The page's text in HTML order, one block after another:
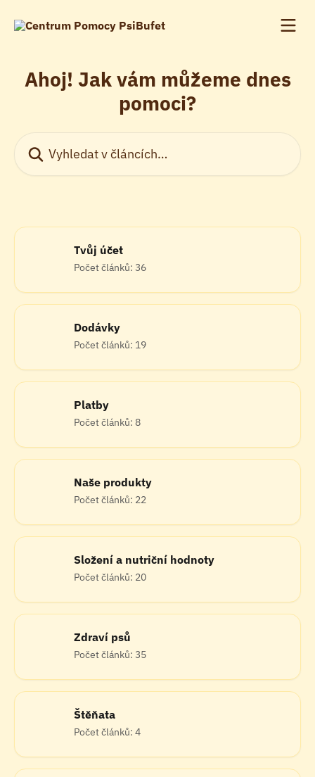
Ahoj! Jak vám můžeme dnes
pomoci?
Tvůj účet
Počet článků: 36
Dodávky
Počet článků: 19
Platby
Počet článků: 8
Naše produkty
Počet článků: 22
Složení a nutriční hodnoty
Počet článků: 20
Zdraví psů
Počet článků: 35
Štěňata
Počet článků: 4